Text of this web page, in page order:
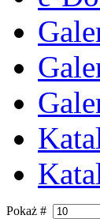
Pokaż #